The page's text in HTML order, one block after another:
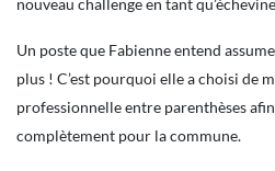
nouveau challenge en tant
Un poste que Fabienne entend
plus ! C’est pourquoi elle a choisi de
professionnelle entre parenthèses
complètement pour la commune.